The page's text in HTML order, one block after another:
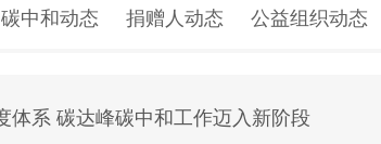
碳中和动态 捐赠人动态 公益组织动态
体系 碳达峰碳中和工作迈入新阶段